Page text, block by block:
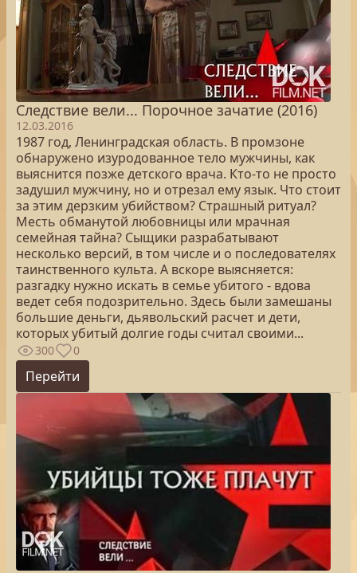
Следствие вели... Порочное зачатие (2016)
12.03.2016
1987 год, Ленинградская область. В промзоне
обнаружено изуродованное тело мужчины, как
выяснится позже детского врача. Кто-то не просто
задушил мужчину, но и отрезал ему язык. Что стоит
за этим дерзким убийством? Страшный ритуал?
Месть обманутой любовницы или мрачная
семейная тайна? Сыщики разрабатывают
несколько версий, в том числе и о последователях
таинственного культа. А вскоре выясняется:
разгадку нужно искать в семье убитого - вдова
ведет себя подозрительно. Здесь были замешаны
большие деньги, дьявольский расчет и дети,
которых убитый долгие годы считал своими...
300 0
Перейти